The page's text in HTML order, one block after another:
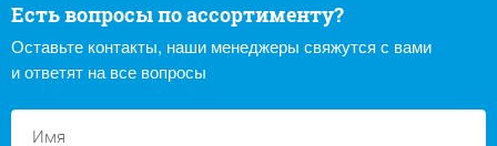
Есть вопросы по ассортименту?
Оставьте контакты, наши менеджеры свяжутся с вами
и ответят на все вопросы